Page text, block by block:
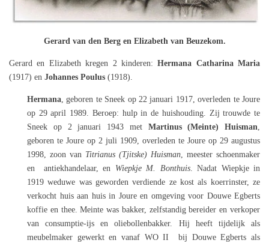
Gerard van den Berg en Elizabeth van Beuzekom.
Gerard en Elizabeth kregen 2 kinderen:Hermana Catharina Maria
(1917) en Johannes Poulus (1918).
Hermana , geboren te Sneek op 22 januari 1917, overleden te Joure
op 29 april 1989. Beroep: hulp in de huishouding. Zij trouwde te
Sneek op 2 januari 1943 met Martinus (Meinte) Huisman
geboren te Joure op 2 juli 1909, overleden te Joure op 29 augustus
1998, zoon van Titrianus (Tjitske) Huisman , meester schoenmaker
en antiekhandelaar, en Wiepkje M. Bonthuis. Nadat Wiepkje in
1919 weduwe was geworden verdiende ze kost als koerrinster, ze
verkocht huis aan huis in Joure en omgeving voor Douwe Egberts
koffie en thee. Meinte was bakker, zelfstandig bereider en verkoper
van consumptie-ijs en oliebollenbakker. Hij heeft tijdelijk als
meubelmaker gewerkt en vanaf WO II bij Douwe Egberts als